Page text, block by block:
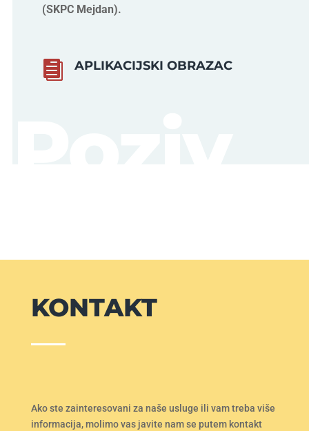
(SKPC Mejdan).
 APLIKACIJSKI OBRAZAC
KONTAKT
Ako ste zainteresovani za naše usluge ili vam treba više
informacija, molimo vas javite nam se putem kontakt